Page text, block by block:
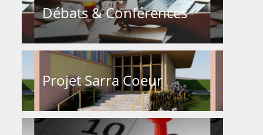
Débats & Conférences
Projet Sarra Coeur